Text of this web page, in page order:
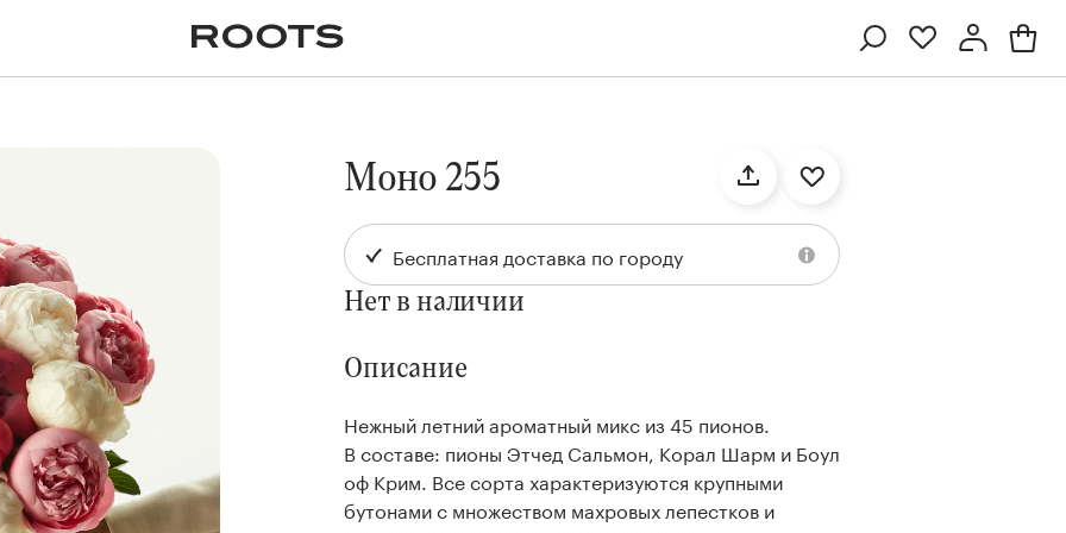
Профиль
TenCollection
Моно 255
Бесплатная доставка по городу
Нет в наличии
Описание
Нежный летний ароматный микс из 45 пионов.
В составе: пионы Этчед Сальмон, Корал Шарм и Боул
оф Крим. Все сорта характеризуются крупными
бутонами с множеством махровых лепестков и